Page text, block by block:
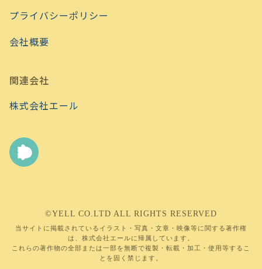
プライバシーポリシー
会社概要
関連会社
株式会社エール
©YELL CO.LTD ALL RIGHTS RESERVED
当サイトに掲載されているイラスト・写真・文章・映像等に関する著作権
は、株式会社エールに帰属しています。
これらの著作物の全部または一部を無断で複製・転載・加工・使用等するこ
とを固く禁じます。